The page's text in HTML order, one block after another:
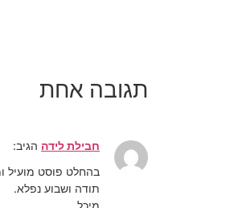
תגובה אחת
חבילת לידה הגיב:
בהחלט פוסט מועיל
תודה ושבוע נפלא.
מיכל.